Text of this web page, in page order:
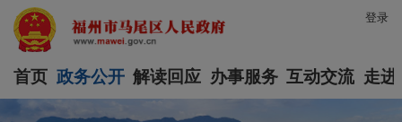
登录
首页 政务公开 解读回应 办事服务 互动交流 走进